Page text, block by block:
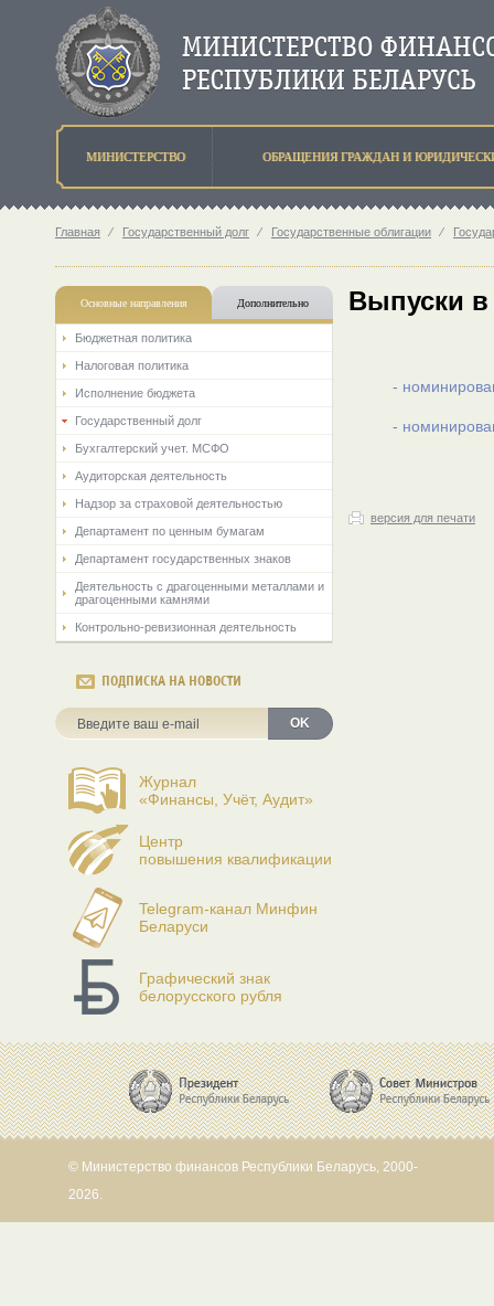
МИНИСТЕРСТВО ОБРАЩЕНИЯ ГРАЖДАН И
Главная ⁄ Государственный долг ⁄ Государственные облигации ⁄
Основные направления Дополнительно
Бюджетная политика
Налоговая политика
Исполнение бюджета
Государственный долг
Бухгалтерский учет. МСФО
Аудиторская деятельность
Надзор за страховой деятельностью
Департамент по ценным бумагам
Департамент государственных знаков
Деятельность с драгоценными металлами и
драгоценными камнями
Контрольно-ревизионная деятельность
ПОДПИСКА НА НОВОСТИ
OK
Журнал
«Финансы, Учёт, Аудит»
Центр
повышения квалификации
Telegram-канал Минфин
Беларуси
Графический знак
белорусского рубля
Выпуски
-
-
версия для печати
© Министерство финансов Республики Беларусь, 2000-
2026.